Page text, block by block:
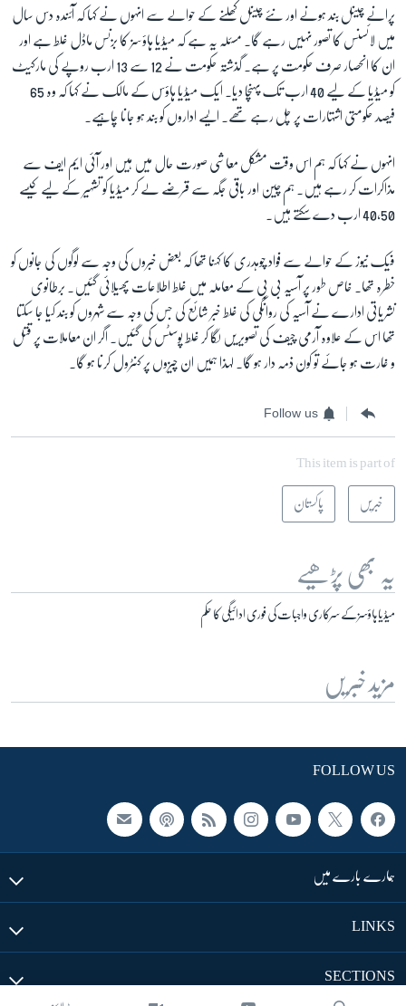
پرانے چینل بند ہونے اور نئے چینل کھلنے کے حوالے سے انہوں نے کہا کہ آئندہ دس سال
میں لائسنس کا تصور نہیں رہے گا۔ مسئلہ یہ ہے کہ میڈیا ہاؤسز کا بزنس ماڈل غلط ہے اور
ان کا انحصار صرف حکومت پر ہے۔ گذشتہ حکومت نے 12 سے 13 ارب روپے کی مارکیٹ
کو میڈیا کے لیے 40 ارب تک پہنچا دیا۔ ایک میڈیا ہاؤس کے مالک نے کہا کہ وہ 65
فیصد حکومتی اشتہارات پر چل رہے تھے۔ ایسے اداروں کو بند ہو جانا چاہیے۔
انہوں نے کہا کہ ہم اس وقت مشکل معاشی صورت حال میں ہیں اور آئی ایم ایف سے
مذاکرات کر رہے ہیں۔ ہم چین اور باقی جگہ سے قرضے لے کر میڈیا کو تشہیر کے لیے کیسے
40,50 ارب دے سکتے ہیں۔
فیک نیوز کے حوالے سے فواد چوہدری کا کہنا تھا کہ بعض خبروں کی وجہ سے لوگوں کی جانوں کو
خطرہ تھا۔ خاص طور پر آسیہ بی بی کے معاملہ میں غلط اطلاعات پھیلائی گئیں۔ برطانوی
نشریاتی ادارے نے آسیہ کی روانگی کی غلط خبر شائع کی جس کی وجہ سے شہروں کو بند کیا جا سکتا
تھا اس کے علاوہ آرمی چیف کی تصویریں لگا کر غلط پوسٹس کی گئیں۔ اگر ان معاملات پر قتل
و غارت ہو جائے تو کون ذمہ دار ہو گا۔ لہذا ہمیں ان چیزوں پر کنٹرول کرنا ہو گا۔
Follow us
This item is part of
خبریں پاکستان
یہ بھی پڑھیے
میڈیا ہاؤسز کے سرکاری واجبات کی فوری ادائیگی کا حکم
مزید خبریں
FOLLOW US
ہمارے بارے میں
LINKS
SECTIONS